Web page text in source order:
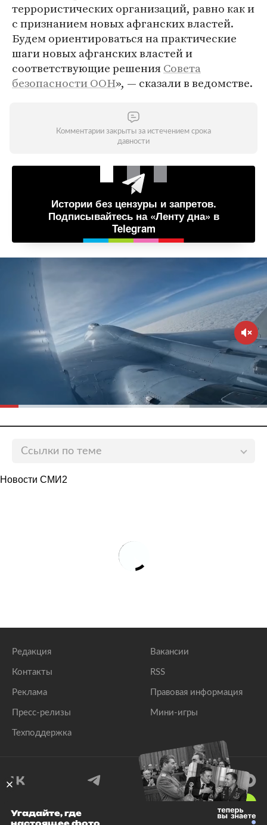
террористических организаций, равно как и
с признанием новых афганских властей.
Будем ориентироваться на практические
шаги новых афганских властей и
соответствующие решенияСовета
безопасности ООН», — сказали в ведомстве.
Комментарии закрыты за истечением срока
давности
Истории без цензуры и запретов.
Подписывайтесь на «Ленту дна» в
Telegram
Ссылки по теме
исключении «Талибана» из списка террористов
Лавров прокомментировал сообщения о полном
контроле талибов над Афганистаном
Новости СМИ2
Редакция
Контакты
Реклама
Пресс-релизы
Техподдержка
Вакансии
RSS
Правовая информация
Мини-игры
© 1999–2026 Все права защищены.
Угадайте, где